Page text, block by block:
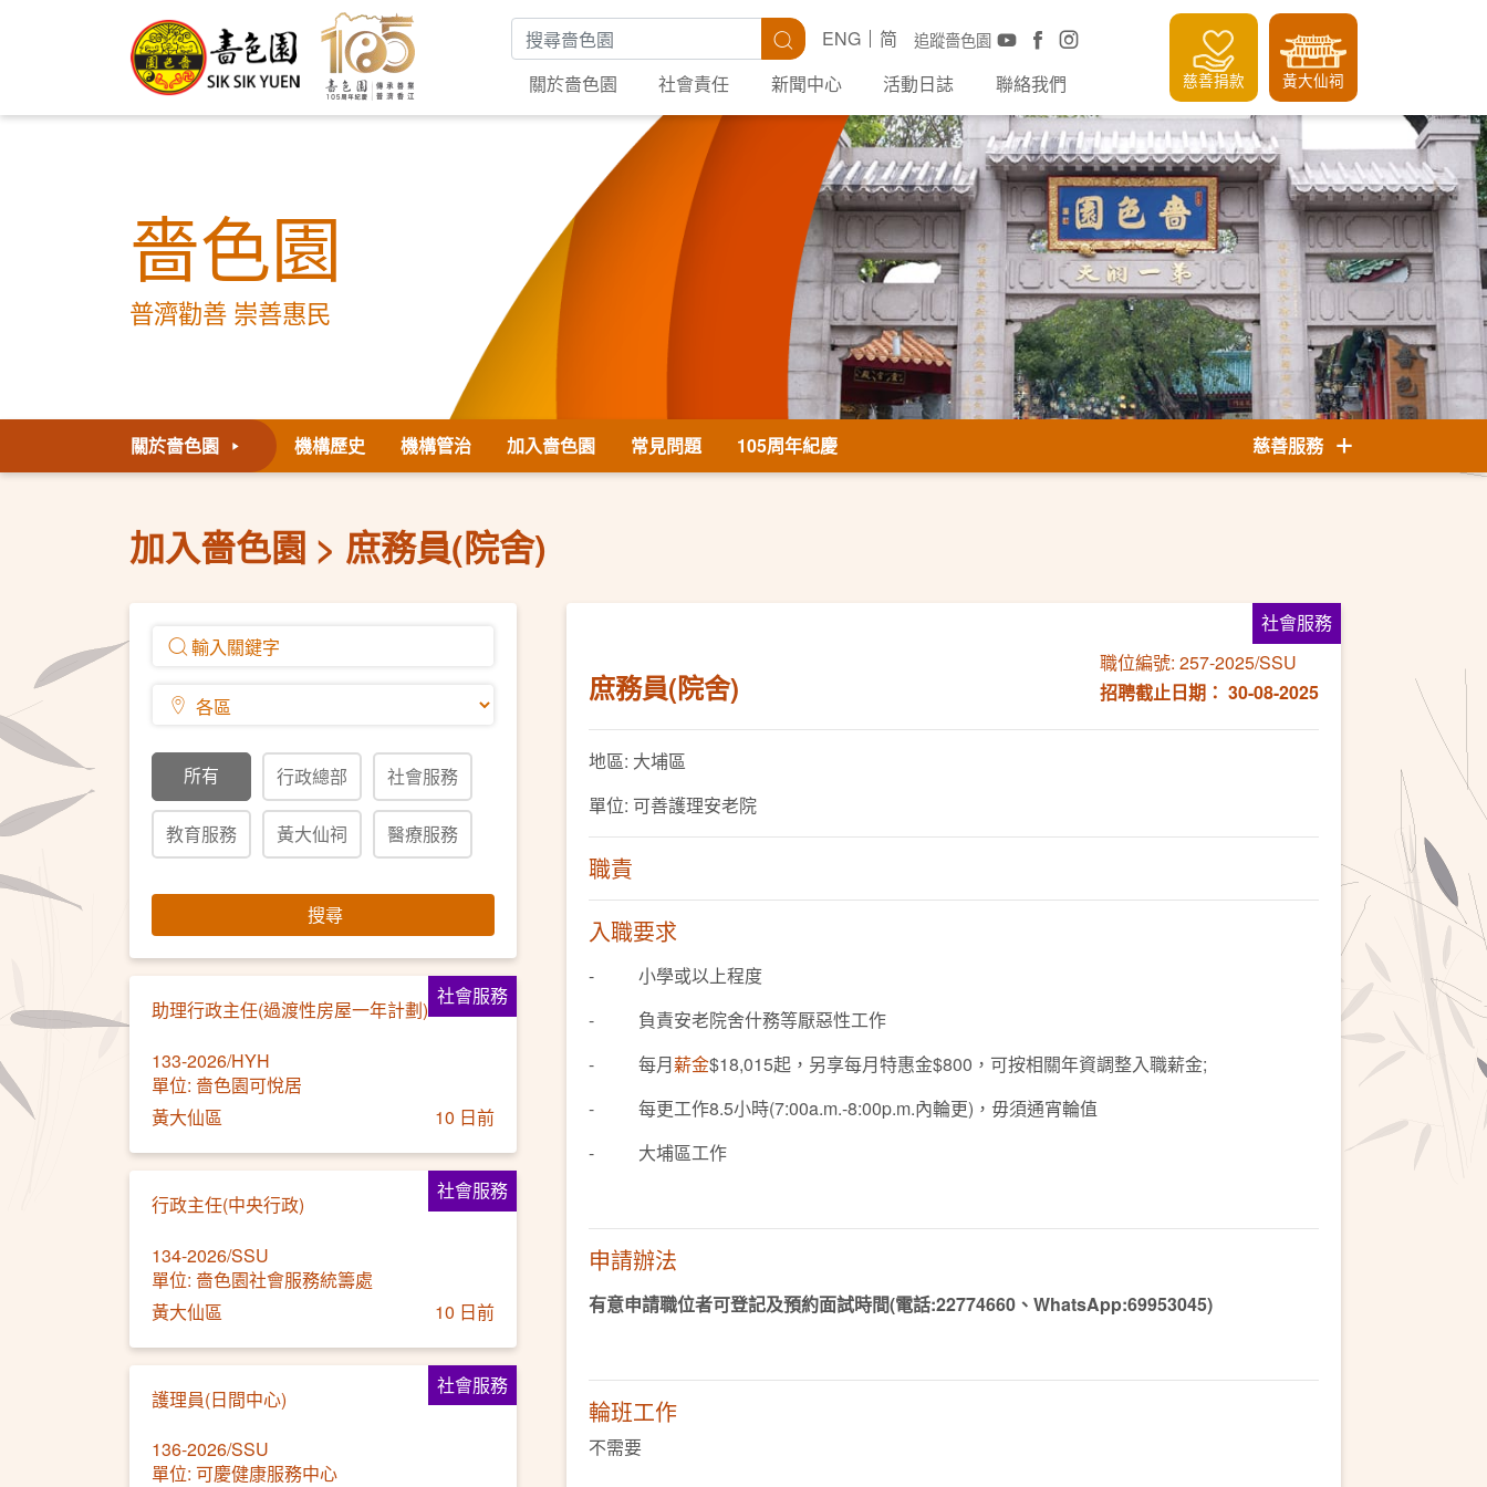
搜尋關鍵字 搜尋 追蹤嗇色園
ENG
简
關於嗇色園
社會責任 新聞中心 活動日誌 聯絡我們 慈善捐款 黃大仙祠
嗇色園
普濟勸善 崇善惠民
關於嗇色園 機構歷史 機構管治 加入嗇色園 常見問題 105周年紀慶 慈善服務
加入嗇色園 庶務員(院舍)
所有 行政總部 社會服務
教育服務 黃大仙祠 醫療服務
搜尋
社會服務
助理行政主任(過渡性房屋一年計劃)
133-2026/HYH
單位: 嗇色園可悅居
黃大仙區
10 日前
社會服務
行政主任(中央行政)
134-2026/SSU
單位: 嗇色園社會服務統籌處
黃大仙區
10 日前
社會服務
護理員(日間中心)
136-2026/SSU
單位: 可慶健康服務中心
社會服務
庶務員(院舍)
職位編號: 257-2025/SSU
招聘截止日期： 30-08-2025
地區: 大埔區
單位: 可善護理安老院
職責
入職要求
- 小學或以上程度
- 負責安老院舍什務等厭惡性工作
- 每月薪金$18,015起，另享每月特惠金$800，可按相關年資調整入職薪金;
- 每更工作8.5小時(7:00a.m.-8:00p.m.內輪更)，毋須通宵輪值
- 大埔區工作
申請辦法
有意申請職位者可登記及預約面試時間(電話:22774660、WhatsApp:69953045)
輪班工作
不需要